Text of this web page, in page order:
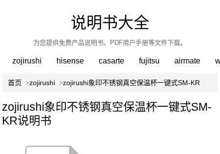
说明书大全
为您提供免费产品说明书、PDF用户手册等文件下载。
zojirushi hisense casarte fujitsu airmate
首页 >zojirushi >zojirushi象印不锈钢真空保温杯一键式SM-KR
zojirushi象印不锈钢真空保温杯一键式SM-
KR说明书